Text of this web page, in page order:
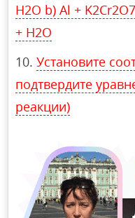
H2O b) Al +
+ H2O
Установите
подтвердите
реакции)